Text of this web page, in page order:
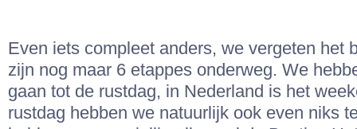
Even iets compleet anders, we vergeten het
zijn nog maar 6 etappes onderweg. We
gaan tot de rustdag, in Nederland is het
rustdag hebben we natuurlijk ook even niks